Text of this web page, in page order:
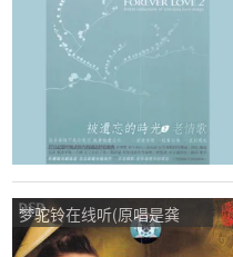
梦驼铃在线听(原唱是龚
玥)，月在水左演唱点播:52